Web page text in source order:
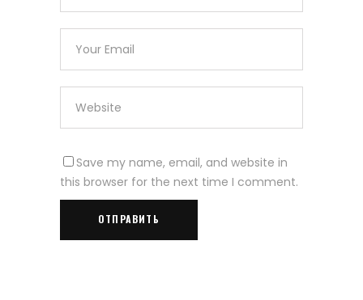
Save my name, email, and website in
this browser for the next time I comment.